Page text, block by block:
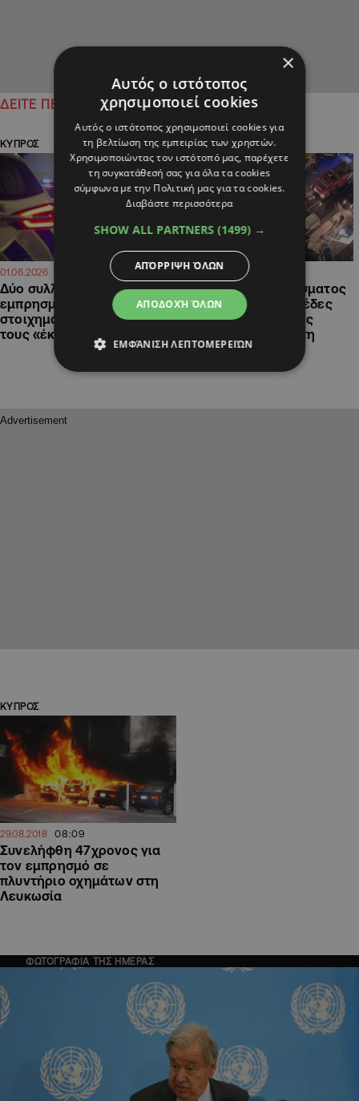
ΔΕΙΤΕ ΠΕΡΙΣΣΟΤΕΡΑ
ΚΥΠΡΟΣ
01.06.2026
Δύο συλλήψεις για τον
εμπρησμό πρακτορείου
στοιχημάτων στη Λεμεσό,
τους «έκαψε» μαρτυρία
ΚΥΠΡΟΣ
28.12.2024 13:23
Εμπρησμός διαμερίσματος
στη Λεμεσό: Χειροπέδες
στον 30χρονο γιο της
70χρονης που υπέστη
εγκαύματα
ΚΥΠΡΟΣ
29.08.2018 08:09
Συνελήφθη 47χρονος για
τον εμπρησμό σε
πλυντήριο οχημάτων στη
Λευκωσία
ΦΩΤΟΓΡΑΦΙΑ ΤΗΣ ΗΜΕΡΑΣ
×
Αυτός ο ιστότοπος
χρησιμοποιεί cookies
Αυτός ο ιστότοπος χρησιμοποιεί cookies για
τη βελτίωση της εμπειρίας των χρηστών.
Χρησιμοποιώντας τον ιστότοπό μας, παρέχετε
τη συγκατάθεσή σας για όλα τα cookies
σύμφωνα με την Πολιτική μας για τα cookies.
Διαβάστε περισσότερα
SHOW ALL PARTNERS (1499) →
ΑΠΟΔΟΧΉ ΌΛΩΝ
ΑΠΌΡΡΙΨΗ ΌΛΩΝ
ΕΜΦΆΝΙΣΗ ΛΕΠΤΟΜΕΡΕΙΏΝ